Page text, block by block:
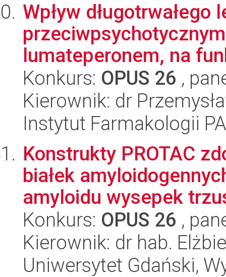
Wpływ
lumateperonem, na
Konkurs: OPUS 26 ,
Kierownik: dr
Instytut Farmakologii
Konstrukty PROTAC
białek
amyloidu wysepek
Konkurs: OPUS 26 ,
Kierownik: dr hab.
Uniwersytet Gdański,